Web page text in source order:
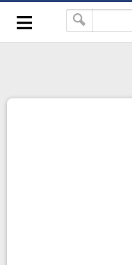
google-site-
≡